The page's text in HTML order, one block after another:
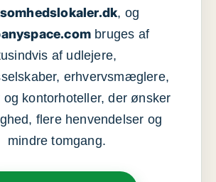
, og
bruges af
af udlejere,
erhvervsmæglere,
og kontorhoteller, der ønsker
flere henvendelser og
mindre tomgang.